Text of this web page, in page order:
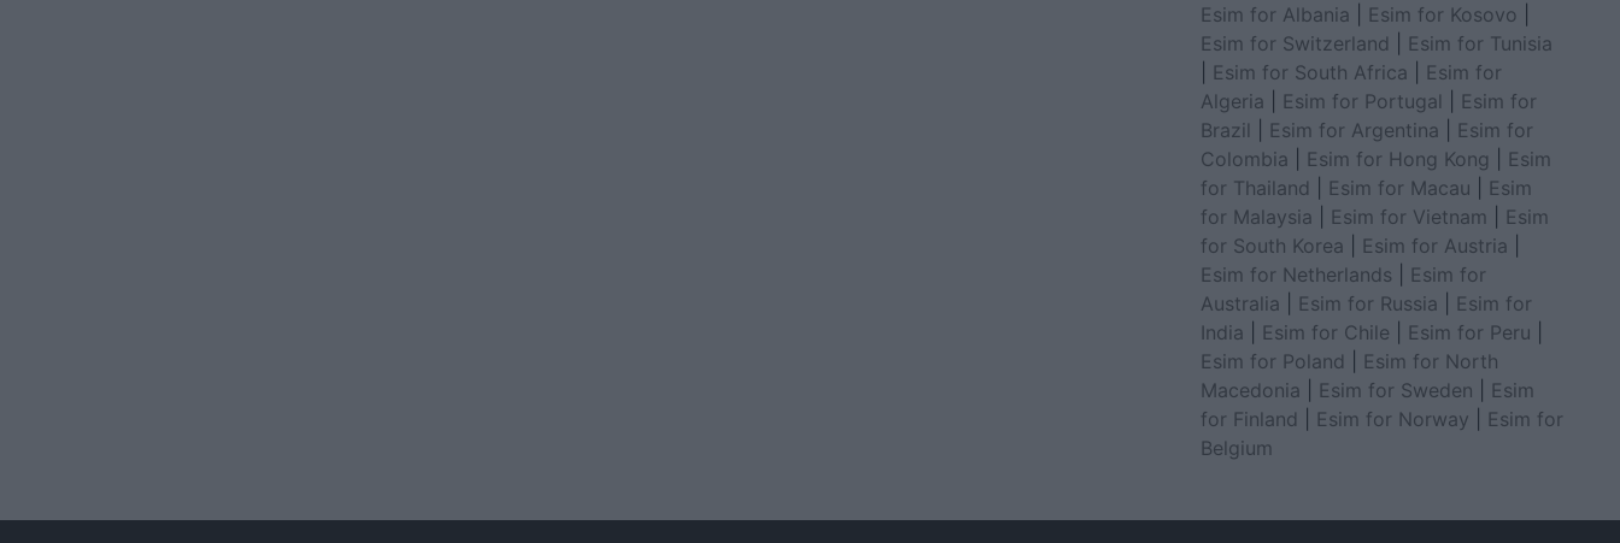
Esim for Albania
Esim for Kosovo
Esim for Switzerland
Esim for Tunisia
Esim for South Africa
Esim for
Algeria
Esim for Portugal
Esim for
Brazil
Esim for Argentina
Esim for
Colombia
Esim for Hong Kong
Esim
for Thailand
Esim for Macau
Esim
for Malaysia
Esim for Vietnam
Esim
for South Korea
Esim for Austria
Esim for Netherlands
Esim for
Australia
Esim for Russia
Esim for
India
Esim for Chile Esim for Peru
Esim for Poland
Esim for North
Macedonia
Esim for Sweden
Esim
for Finland
Esim for Norway
Esim for
Belgium